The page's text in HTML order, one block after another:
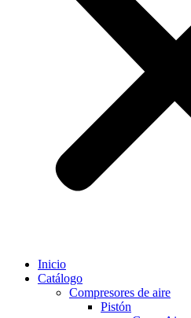
Inicio
Catálogo
Compresores de aire
Pistón